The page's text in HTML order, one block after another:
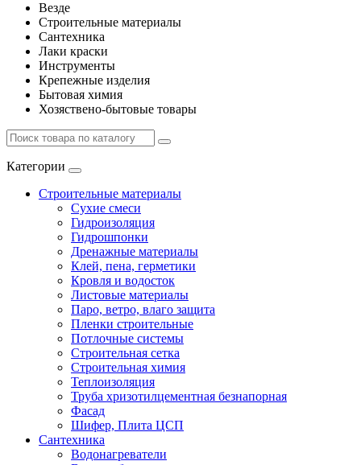
Везде
Строительные материалы
Сантехника
Лаки краски
Инструменты
Крепежные изделия
Бытовая химия
Хозяствено-бытовые товары
Категории
Строительные материалы
Сухие смеси
Гидроизоляция
Гидрошпонки
Дренажные материалы
Клей, пена, герметики
Кровля и водосток
Листовые материалы
Паро, ветро, влаго защита
Пленки строительные
Потлочные системы
Строительная сетка
Строительная химия
Теплоизоляция
Труба хризотилцементная безнапорная
Фасад
Шифер, Плита ЦСП
Сантехника
Водонагреватели